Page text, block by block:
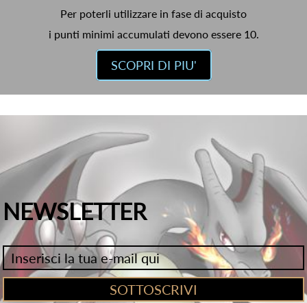
Per poterli utilizzare in fase di acquisto
i punti minimi accumulati devono essere 10.
SCOPRI DI PIU'
NEWSLETTER